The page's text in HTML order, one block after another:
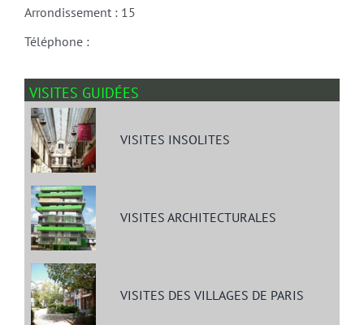
Arrondissement : 15
Téléphone :
VISITES GUIDÉES
VISITES INSOLITES
VISITES ARCHITECTURALES
VISITES DES VILLAGES DE PARIS